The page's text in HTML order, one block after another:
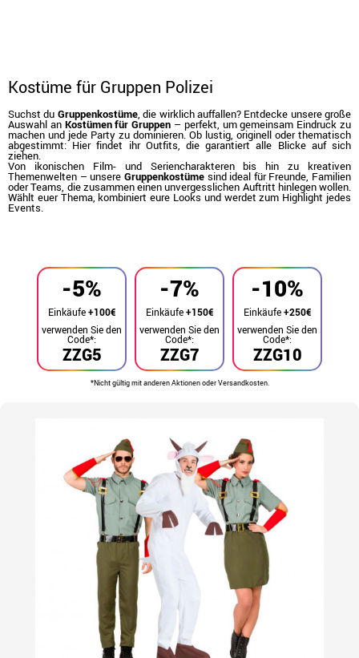
Kostüme für Gruppen Polizei
Suchst du Gruppenkostüme, die wirklich auffallen? Entdecke unsere große
Auswahl an Kostümen für Gruppen – perfekt, um gemeinsam Eindruck zu
machen und jede Party zu dominieren. Ob lustig, originell oder thematisch
abgestimmt: Hier findet ihr Outfits, die garantiert alle Blicke auf sich
ziehen.
Von ikonischen Film- und Seriencharakteren bis hin zu kreativen
Themenwelten – unsere Gruppenkostümesind ideal für Freunde, Familien
oder Teams, die zusammen einen unvergesslichen Auftritt hinlegen wollen.
Wählt euer Thema, kombiniert eure Looks und werdet zum Highlight jedes
Events.
-5%
Einkäufe+100€
ZZG5
verwenden Sie den
Code*:
-7%
Einkäufe+150€
ZZG7
verwenden Sie den
Code*:
-10%
Einkäufe+250€
ZZG10
verwenden Sie den
Code*:
*Nicht gültig mit anderen Aktionen oder Versandkosten.